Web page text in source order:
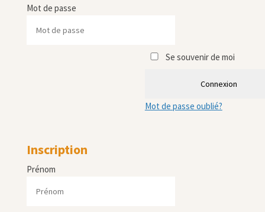
Mot de passe
Se souvenir de moi
Connexion
Mot de passe oublié?
Inscription
Prénom